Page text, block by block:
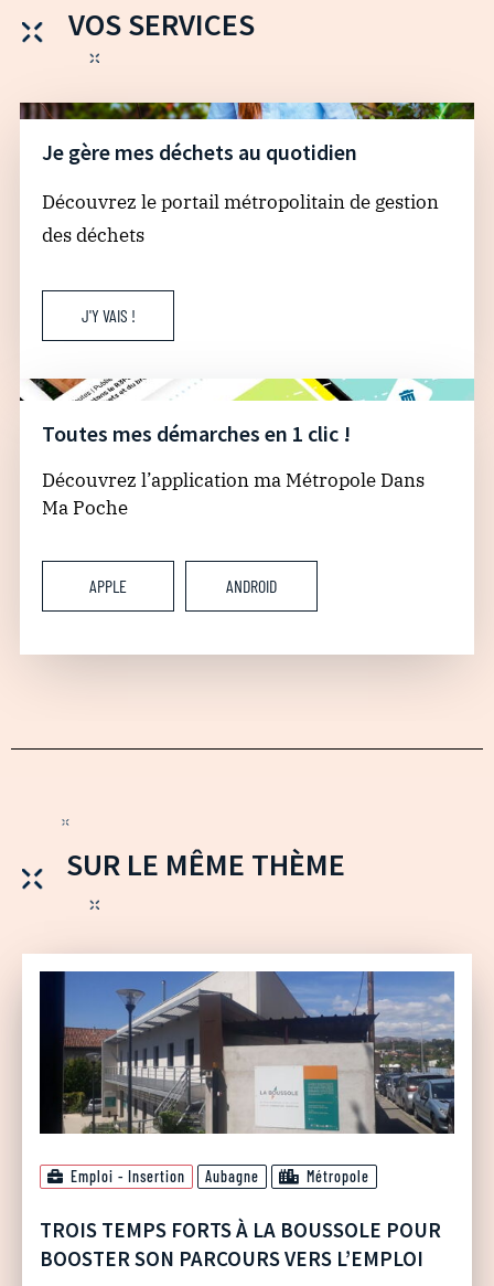
VOS SERVICES
Je gère mes déchets au quotidien
Découvrez le portail métropolitain de gestion
des déchets
J'Y VAIS !
Toutes mes démarches en 1 clic !
Découvrez l’application ma Métropole Dans
Ma Poche
APPLE ANDROID
SUR LE MÊME THÈME
Emploi - Insertion Aubagne Métropole
TROIS TEMPS FORTS À LA BOUSSOLE POUR
BOOSTER SON PARCOURS VERS L’EMPLOI